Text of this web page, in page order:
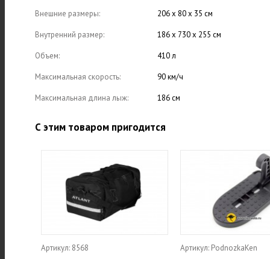
Внешние размеры: 206 х 80 х 35 см
Внутренний размер: 186 x 730 x 255 см
Объем: 410 л
Максимальная скорость: 90 км/ч
Максимальная длина лыж: 186 см
С этим товаром пригодится
Артикул: 8568 Артикул: PodnozkaKen